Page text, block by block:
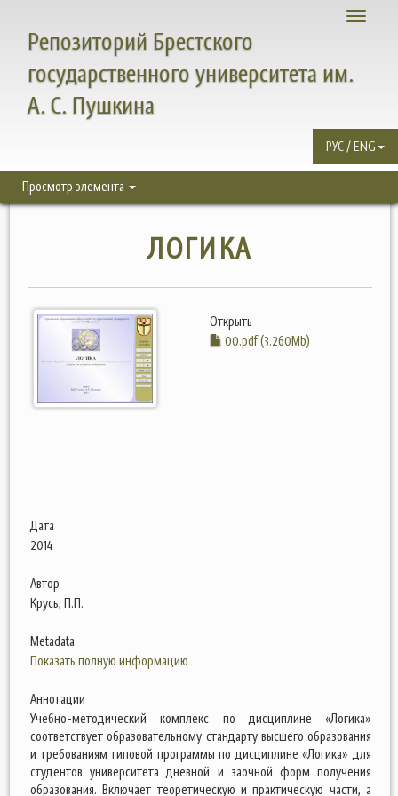
Toggle
Репозиторий Брестского
государственного университета им.
А. С. Пушкина
РУС / ENG
Просмотр элемента
ЛОГИКА
Открыть
00.pdf (3.260Mb)
Дата
2014
Автор
Крусь, П.П.
Metadata
Показать полную информацию
Аннотации
Учебно-методический комплекс по дисциплине «Логика»
соответствует образовательному стандарту высшего образования
и требованиям типовой программы по дисциплине «Логика» для
студентов университета дневной и заочной форм получения
образования. Включает теоретическую и практическую части, а